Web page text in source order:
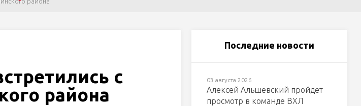
с
района
Последние новости
03 августа 2026
Алексей Альшевский пройдет
просмотр в команде ВХЛ